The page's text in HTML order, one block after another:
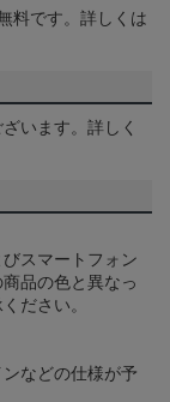
料です。詳しくは
います。詳しく
スマートフォン
品の色と異なっ
ださい。
などの仕様が予